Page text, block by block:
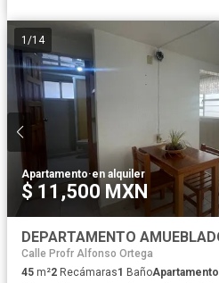
1 /14
Apartamento·en alquiler
$ 11,500 MXN
Calle Profr Alfonso Ortega
45 m²2 Recámaras1 BañoApartamento